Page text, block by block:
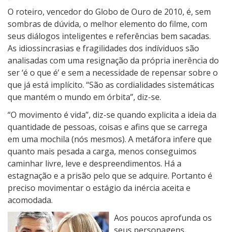
O roteiro, vencedor do Globo de Ouro de 2010, é, sem
sombras de dúvida, o melhor elemento do filme, com
seus diálogos inteligentes e referências bem sacadas.
As idiossincrasias e fragilidades dos indíviduos são
analisadas com uma resignação da própria inerência do
ser ‘é o que é’ e sem a necessidade de repensar sobre o
que já está implícito. “São as cordialidades sistemáticas
que mantém o mundo em órbita”, diz-se.
“O movimento é vida”, diz-se quando explicita a ideia da
quantidade de pessoas, coisas e afins que se carrega
em uma mochila (nós mesmos). A metáfora infere que
quanto mais pesada a carga, menos conseguimos
caminhar livre, leve e despreendimentos. Há a
estagnação e a prisão pelo que se adquire. Portanto é
preciso movimentar o estágio da inércia aceita e
acomodada.
Aos poucos aprofunda os